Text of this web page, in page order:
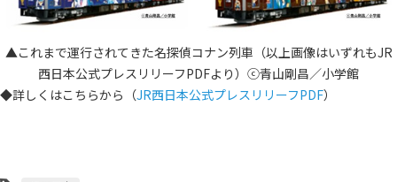
▲これまで運行されてきた名探偵コナン列車（以上画像はいずれもJR
西日本公式プレスリリーフPDFより）ⓒ青山剛昌／小学館
◆詳しくはこちらから（JR西日本公式プレスリリーフPDF）